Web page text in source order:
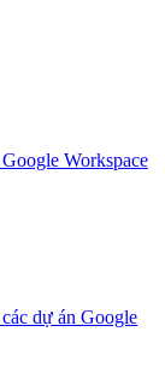
Workspace
dự án Google